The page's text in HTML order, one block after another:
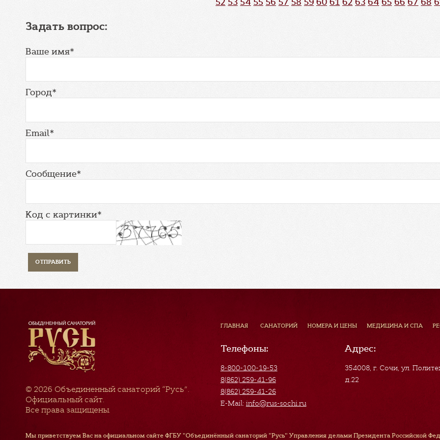
Задать вопрос:
Ваше имя*
Город*
Email*
Сообщение*
Код с картинки*
© 2026 Объединенный санаторий “Русь”.
Официальный сайт.
Все права защищены.
ГЛАВНАЯ САНАТОРИЙ НОМЕРА И ЦЕНЫ МЕДИЦИНА И СПА
Телефоны:
8-800-100-19-53
8(862) 259-41-96
8(862) 259-41-26
E-Mail: info@rus-sochi.ru
Адрес:
354008, г. Сочи,ул.
д.22
Мы приветствуем Вас на официальном сайте ФГБУ "Объединённый санаторий "Русь" Управления делами Президента Российской